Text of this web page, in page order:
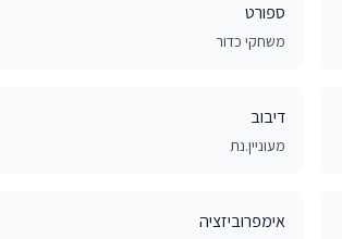
ספורט
משחקי כדור
דיבוב
מעוניין.נת
אימפרוביזציה